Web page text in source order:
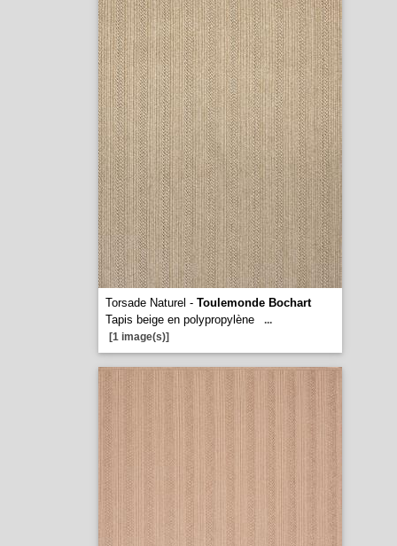
Torsade Naturel - Toulemonde Bochart
Tapis beige en polypropylène
...
[1 image(s)]